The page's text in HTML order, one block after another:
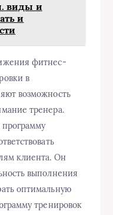
виды и
и
фитнес-
в
возможность
тренера.
программу
клиента. Он
выполнения
оптимальную
тренировок